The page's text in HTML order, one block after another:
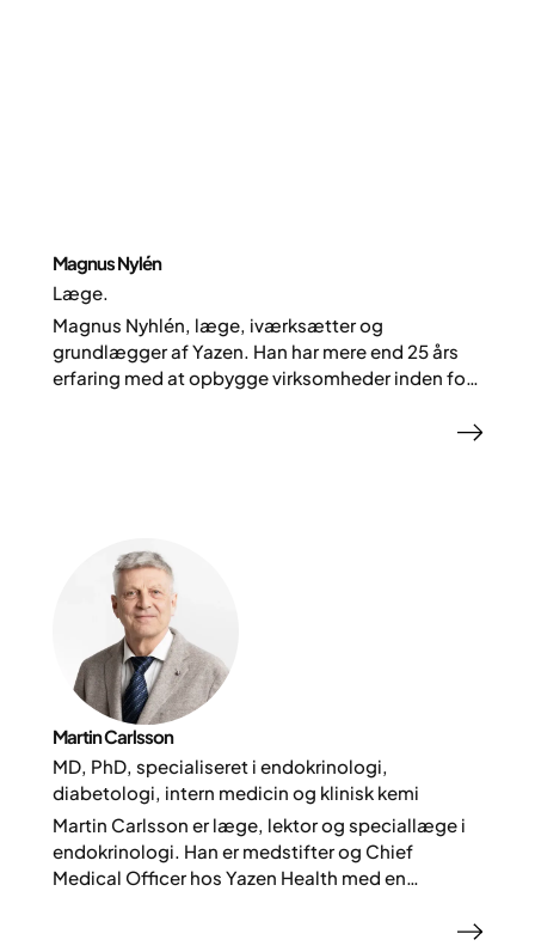
Magnus Nylén
Læge.
Magnus Nyhlén, læge, iværksætter og
grundlægger af Yazen. Han har mere end 25 års
erfaring med at opbygge virksomheder inden for
Martin Carlsson
MD, PhD, specialiseret i endokrinologi,
diabetologi, intern medicin og klinisk kemi
Martin Carlsson er læge, lektor og speciallæge i
endokrinologi. Han er medstifter og Chief
Medical Officer hos Yazen Health med en